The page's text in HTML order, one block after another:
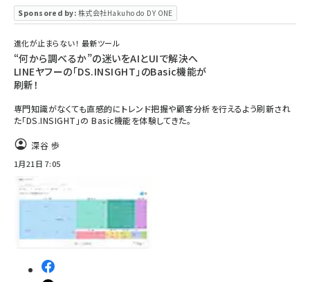
Sponsored by: 株式会社Hakuhodo DY ONE
進化が止まらない！ 最新ツール
“何から調べるか”の迷いをAIとUIで解決へ
LINEヤフーの「DS.INSIGHT」のBasic機能が
刷新！
専門知識がなくても直感的にトレンド把握や顧客分析を行えるよう刷新され
た「DS.INSIGHT」の Basic機能を体験してきた。
深谷 歩
1月21日 7:05